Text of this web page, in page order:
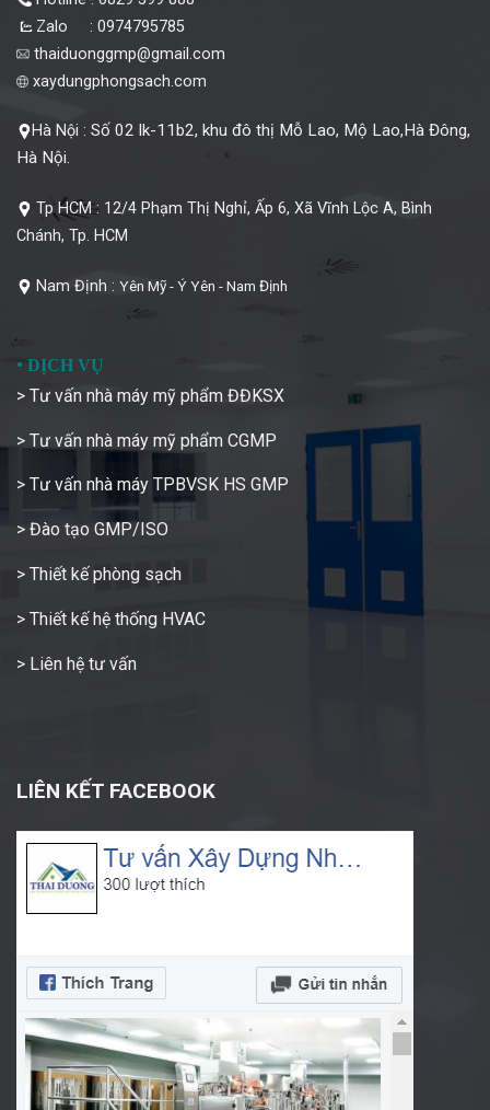
Zalo : 0974795785
thaiduonggmp@gmail.com
xaydungphongsach.com
Hà Nội : Số 02 lk-11b2, khu đô thị Mỗ Lao, Mộ Lao,Hà Đông,
Hà Nội.
Tp HCM : 12/4 Phạm Thị Nghỉ, Ấp 6, Xã Vĩnh Lộc A, Bình
Chánh, Tp. HCM
Nam Định : Yên Mỹ - Ý Yên - Nam Định
• DỊCH VỤ
> Tư vấn nhà máy mỹ phẩm ĐĐKSX
> Tư vấn nhà máy mỹ phẩm CGMP
> Tư vấn nhà máy TPBVSK HS GMP
> Đào tạo GMP/ISO
> Thiết kế phòng sạch
> Thiết kế hệ thống HVAC
> Liên hệ tư vấn
LIÊN KẾT FACEBOOK